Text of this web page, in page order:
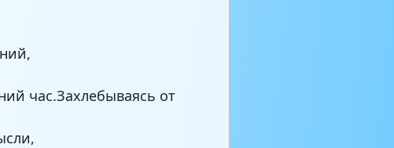
час.Захлебываясь от